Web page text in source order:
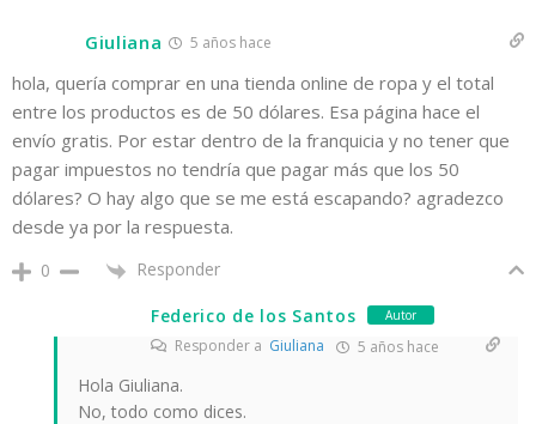
Giuliana 5 años hace
hola, quería comprar en una tienda online de ropa y el total
entre los productos es de 50 dólares. Esa página hace el
envío gratis. Por estar dentro de la franquicia y no tener que
pagar impuestos no tendría que pagar más que los 50
dólares? O hay algo que se me está escapando? agradezco
desde ya por la respuesta.
0 Responder
Federico de los Santos Autor
Responder a Giuliana 5 años hace
Hola Giuliana.
No, todo como dices.